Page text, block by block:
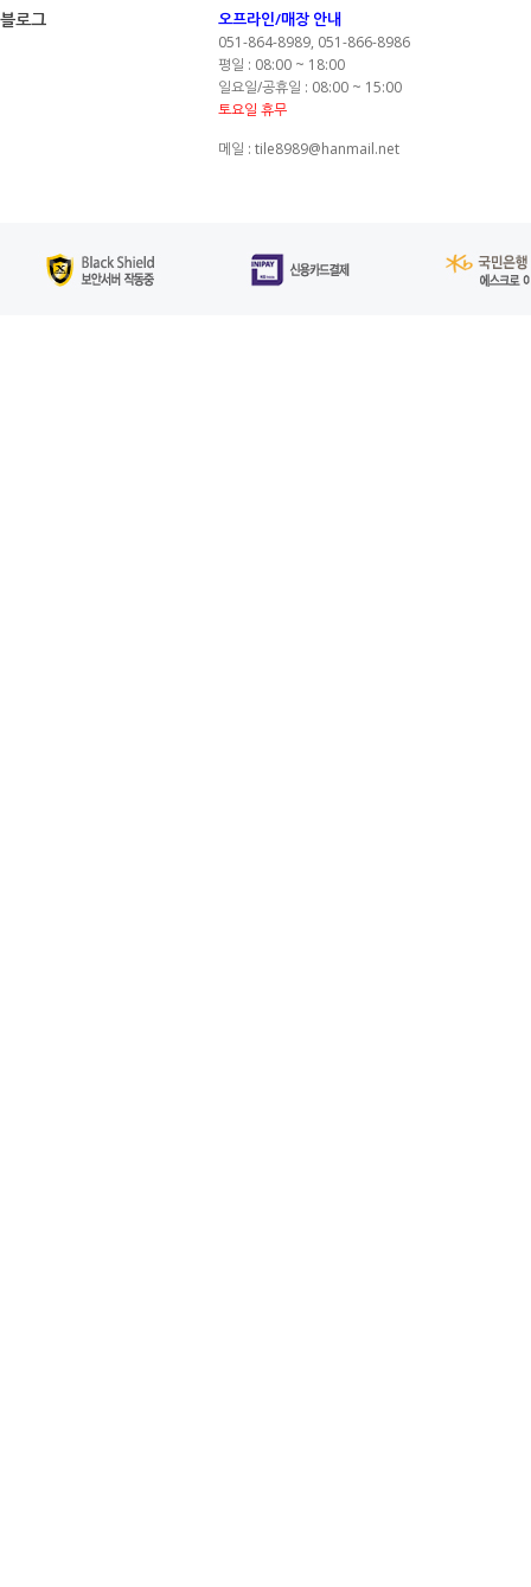
블로그
오프라인/매장 안내
051-864-8989, 051-866-8986
평일 : 08:00 ~ 18:00
일요일/공휴일 : 08:00 ~ 15:00
토요일 휴무
메일 : tile8989@hanmail.net